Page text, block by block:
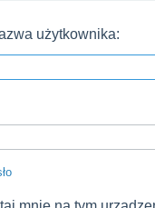
użytkownika: